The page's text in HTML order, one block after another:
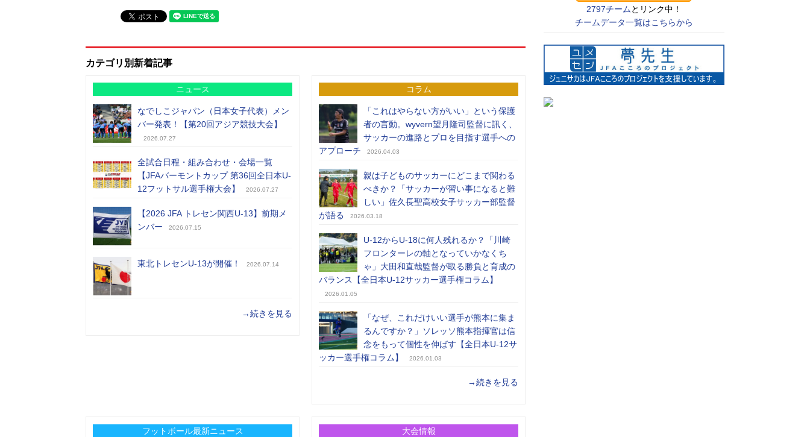
カテゴリ別新着記事
ニュース
なでしこジャパン（日本女子代表）メン
バー発表！【第20回アジア競技大会】
2026.07.27
全試合日程・組み合わせ・会場一覧
【JFAバーモントカップ 第36回全日本U-
12フットサル選手権大会】
2026.07.27
【2026 JFA トレセン関西U-13】前期メ
ンバー
2026.07.15
東北トレセンU-13が開催！ 2026.07.14
→続きを見る
コラム
「これはやらない方がいい」という保護
者の言動。wyvern望月隆司監督に訊く、
サッカーの進路とプロを目指す選手への
アプローチ
2026.04.03
親は子どものサッカーにどこまで関わる
べきか？「サッカーが習い事になると難
しい」佐久長聖高校女子サッカー部監督
が語る
2026.03.18
U-12からU-18に何人残れるか？「川崎
フロンターレの軸となっていかなくち
ゃ」大田和直哉監督が取る勝負と育成の
バランス【全日本U-12サッカー選手権コラム】
2026.01.05
「なぜ、これだけいい選手が熊本に集ま
るんですか？」ソレッソ熊本指揮官は信
念をもって個性を伸ばす【全日本U-12サ
ッカー選手権コラム】
2026.01.03
→続きを見る
フットボール最新ニュース 大会情報
2797チーム とリンク中！
チームデータ一覧はこちらから